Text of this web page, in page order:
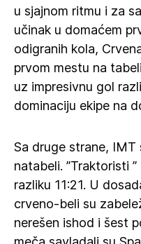
u sjajnom ritmu i za
učinak u domaćem
odigranih kola,
prvom mestu na
uz impresivnu gol
dominaciju ekipe na
Sa druge strane,
natabeli. ”Traktoristi
razliku 11:21. U
crveno-beli su
nerešen ishod i šest